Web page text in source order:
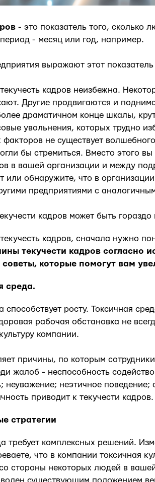
- это показатель того, сколько
- месяц или год, например.
выражают этот
кадров неизбежна.
Другие продвигаются и
драматичном конце шкалы,
увольнения, которых трудно
факторов не существует
бы стремиться. Вместо этого
в вашей организации и между
или обнаружите, что в
предприятиями с
кадров может быть
кадров, сначала нужно
текучести кадров согласно
советы, которые помогут вам
среда.
способствует росту. Токсичная
рабочая обстановка не
компании.
причины, по которым
жалоб - неспособность
неуважение; неэтичное
приводит к текучести кадров.
стратегии
требует комплексных решений.
что в компании токсичная
стороны некоторых людей в
существующим положением